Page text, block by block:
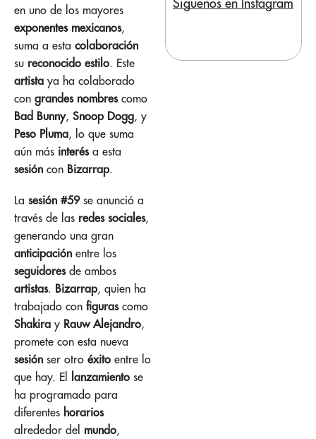
en uno de los mayores
exponentes mexicanos,
suma a esta colaboración
su reconocido estilo. Este
artista ya ha colaborado
con grandes nombrescomo
Bad Bunny, Snoop Dogg, y
Peso Pluma, lo que suma
aún más interésa esta
sesión con Bizarrap.
La sesión #59se anunció a
través de las redes sociales,
generando una gran
anticipación entre los
seguidoresde ambos
artistas. Bizarrap, quien ha
trabajado con figurascomo
Shakira y Rauw Alejandro,
promete con esta nueva
sesión ser otro éxito entre lo
que hay. El
lanzamiento se
ha programado para
diferentes horarios
alrededor del mundo,